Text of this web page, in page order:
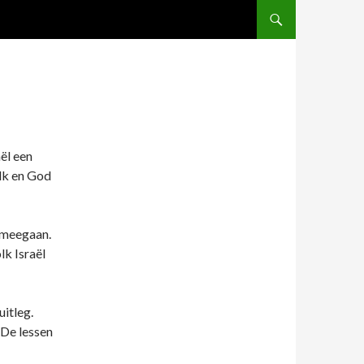
een
en God
Israël
lessen